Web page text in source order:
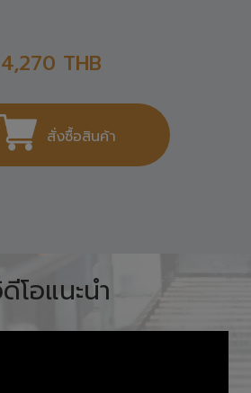
4,270 THB
สั่งซื้อสินค้า
โอแนะนำ